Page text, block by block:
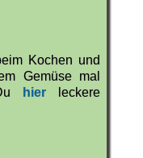
Kochen und
Gemüse mal
hier leckere